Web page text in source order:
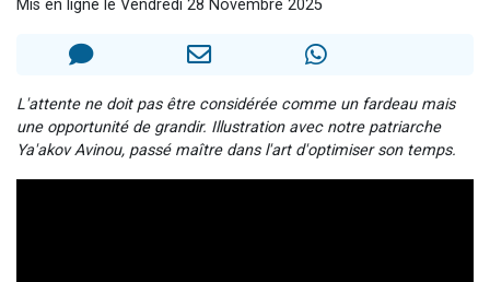
3 personnes viennent de faire un don pour Diane, 80 ans, dans un appartement insalubre
5 personnes viennent de faire un don pour Reloger Rivka, 6 enfants, victime de violences...
Mis en ligne le Vendredi 28 Novembre 2025
L'attente ne doit pas être considérée comme un fardeau mais
une opportunité de grandir. Illustration avec notre patriarche
Ya'akov Avinou, passé maître dans l'art d'optimiser son temps.